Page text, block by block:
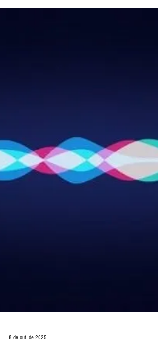
da IA da empresa